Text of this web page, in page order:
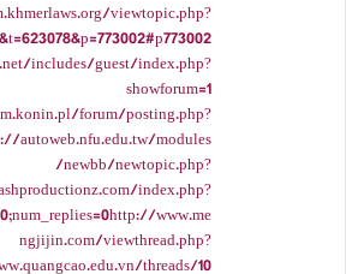
viewtopic.php?
includes/guest/index.php?
showforum=1
forum/posting.php?
autoweb.nfu.edu.tw/modules
/newbb/newtopic.php?
index.php?
www.me
ngjijin.com/viewthread.php?
threads/10